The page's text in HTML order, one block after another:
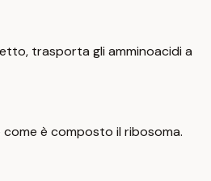
trasporta gli amminoacidi a
come è composto il ribosoma.